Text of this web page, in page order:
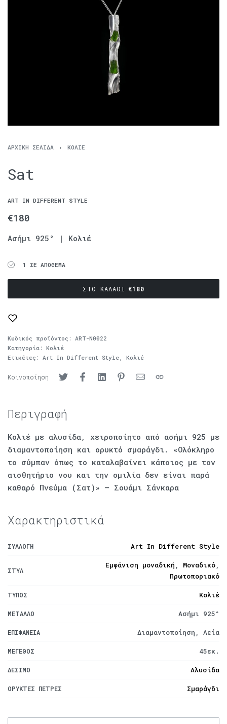
ΑΡΧΙΚΉ ΣΕΛΊΔΑ › ΚΟΛΙΈ
Sat
ART IN DIFFERENT STYLE
€180
Ασήμι 925° | Κολιέ
1 ΣΕ ΑΠΌΘΕΜΑ
€180
ΣΤΟ ΚΑΛΆΘΙ
Κωδικός προϊόντος: ART-N0022
Κατηγορία: Κολιέ
Ετικέτες: Art In Different Style Κολιέ
Κοινοποίηση
Περιγραφή
Κολιέ με αλυσίδα, χειροποίητο από ασήμι 925 με
διαμαντοποίηση και ορυκτό σμαράγδι. «Ολόκληρο
το σύμπαν όπως το καταλαβαίνει κάποιος με τον
αισθητήριο νου και την ομιλία δεν είναι παρά
καθαρό Πνεύμα (Σατ)» – Σουάμι Σάνκαρα
Χαρακτηριστικά
ΣΥΛΛΟΓΉ Art In Different Style
ΣΤΥΛ
Εμφάνιση μοναδική , Μοναδικό,
Πρωτοποριακό
ΤΎΠΟΣ Κολιέ
ΜΈΤΑΛΛΟ Ασήμι 925°
ΕΠΙΦΆΝΕΙΑ Διαμαντοποίηση, Λεία
ΜΈΓΕΘΟΣ 45εκ.
ΔΈΣΙΜΟ Αλυσίδα
ΟΡΥΚΤΈΣ ΠΈΤΡΕΣ Σμαράγδι